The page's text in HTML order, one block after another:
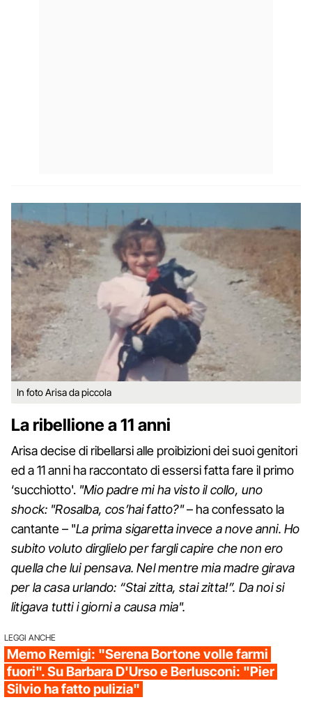
In foto Arisa da piccola
La ribellione a 11 anni
Arisa decise di ribellarsi alle proibizioni dei suoi genitori
ed a 11 anni ha raccontato di essersi fatta fare il primo
‘succhiotto'. "Mio padre mi ha visto il collo, uno
shock: "Rosalba, cos’hai fatto?"– ha confessato la
cantante – "La prima sigaretta invece a nove anni. Ho
subito voluto dirglielo per fargli capire che non ero
quella che lui pensava. Nel mentre mia madre girava
per la casa urlando: “Stai zitta, stai zitta!”. Da noi si
litigava tutti i giorni a causa mia".
LEGGI ANCHE
Memo Remigi: "Serena Bortone volle farmi
fuori". Su Barbara D'Urso e Berlusconi: "Pier
Silvio ha fatto pulizia"